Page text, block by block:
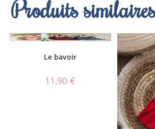
Produits
Le bavoir
11,90€